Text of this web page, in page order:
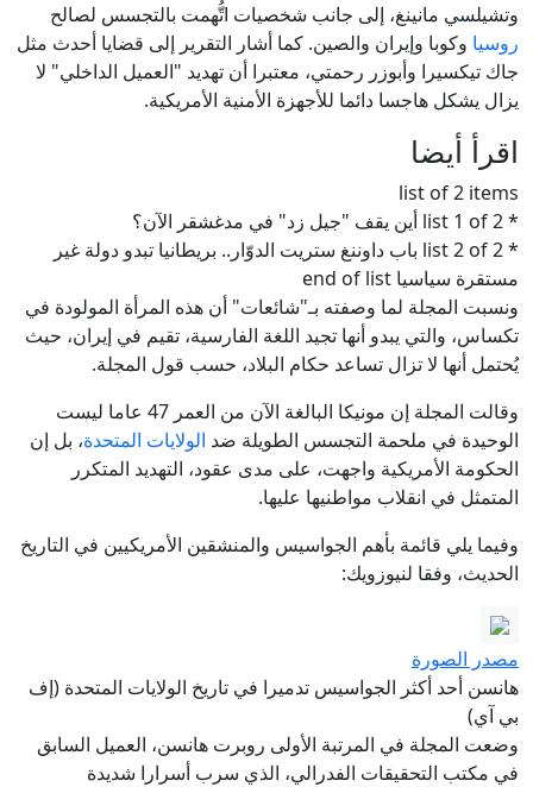
وتشيلسي مانينغ، إلى جانب شخصيات اتُّهمت بالتجسس لصالح
روسيا وكوبا وإيران والصين. كما أشار التقرير إلى قضايا أحدث مثل
جاك تيكسيرا وأبوزر رحمتي، معتبرا أن تهديد "العميل الداخلي" لا
يزال يشكل هاجسا دائما للأجهزة الأمنية الأمريكية.
اقرأ أيضا
list of 2 items
* list 1 of 2 أين يقف "جيل زد" في مدغشقر الآن؟
* list 2 of 2 باب داوننغ ستريت الدوّار.. بريطانيا تبدو دولة غير
مستقرة سياسيا end of list
ونسبت المجلة لما وصفته بـ"شائعات" أن هذه المرأة المولودة في
تكساس، والتي يبدو أنها تجيد اللغة الفارسية، تقيم في إيران، حيث
يُحتمل أنها لا تزال تساعد حكام البلاد، حسب قول المجلة.
وقالت المجلة إن مونيكا البالغة الآن من العمر 47 عاما ليست
الوحيدة في ملحمة التجسس الطويلة ضد الولايات المتحدة، بل إن
الحكومة الأمريكية واجهت، على مدى عقود، التهديد المتكرر
المتمثل في انقلاب مواطنيها عليها.
وفيما يلي قائمة بأهم الجواسيس والمنشقين الأمريكيين في التاريخ
الحديث، وفقا لنيوزويك:
مصدر الصورة
هانسن أحد أكثر الجواسيس تدميرا في تاريخ الولايات المتحدة (إف
بي آي)
وضعت المجلة في المرتبة الأولى روبرت هانسن، العميل السابق
في مكتب التحقيقات الفدرالي، الذي سرب أسرارا شديدة